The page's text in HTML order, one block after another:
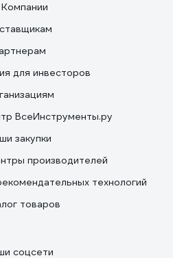
для инвесторов
ВсеИнструменты.ру
закупки
производителей
технологий
товаров
соцсети